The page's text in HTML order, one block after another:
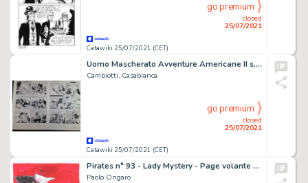
Catawiki 25/07/2021 (CET)
closed
25/07/2021
go premium
Uomo Mascherato Avventure Americane II s. n. 16 - 2x Tavole Originali nn. 7, 8 "Un Detective Dilettante" - Page volante - Exemplaire unique - (1972)
Cambiotti, Casabianca
Catawiki 25/07/2021 (CET)
closed
25/07/2021
go premium
Pirates n° 93 - Lady Mystery - Page volante - Exemplaire unique - (1983)
Paolo Ongaro